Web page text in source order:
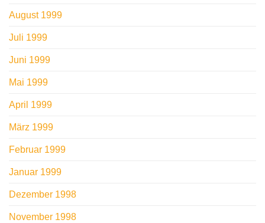
August 1999
Juli 1999
Juni 1999
Mai 1999
April 1999
März 1999
Februar 1999
Januar 1999
Dezember 1998
November 1998